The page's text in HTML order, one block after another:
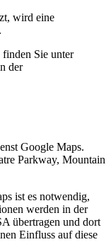
wird eine
Sie unter
der
Google Maps.
Parkway, Mountain
ist es notwendig,
werden in der
übertragen und dort
Einfluss auf diese